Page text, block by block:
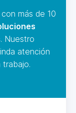
más de 10
. Nuestro
atención